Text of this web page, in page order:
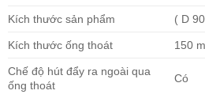
Kích thước sản phẩm ( D
Kích thước ống thoát 150
Chế độ hút đẩy ra ngoài qua
ống thoát
Có